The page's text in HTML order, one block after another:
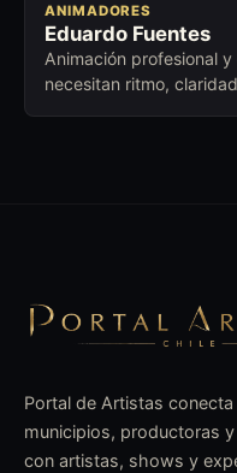
ANIMADORES
Eduardo Fuentes
Animación profesional
necesitan ritmo,
Portal de Artistas
municipios, productoras
con artistas, shows y